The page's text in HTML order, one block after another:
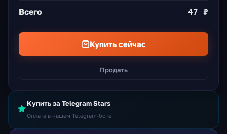
Всего 47 ₽
Купить сейчас
Продать
Купить за Telegram Stars
Оплата в нашем Telegram-боте